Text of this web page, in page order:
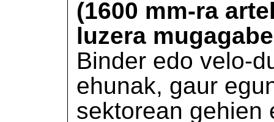
(1600 mm-ra
luzera
Binder edo velo-
ehunak, gaur
sektorean gehien